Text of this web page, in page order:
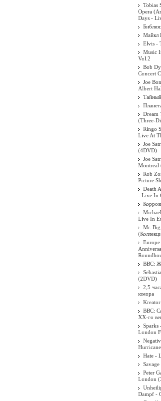
Tobias
Opera
Days -
Майкл
Elvis -
Music
Vol.2
Bob
Concert
Joe
Albert
Тайный
Dream
(Three-
Ringo
Live At
Joe
(4DVD)
Joe
Montreal
Rob
Picture
Death
- Live In
Live In
Mr.
BBC:
(2DVD)
2,5
юмора
BBC:
XX-го
Sparks
London
Hurricane
Hate -
Peter
London
Dampf -